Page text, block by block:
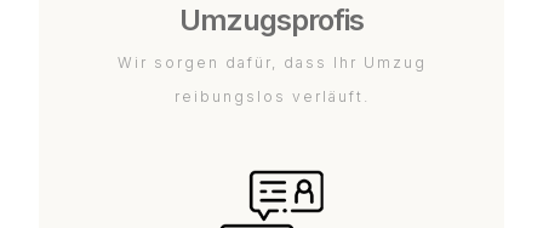
Umzugsprofis
Wir sorgen dafür, dass Ihr Umzug
reibungslos verläuft.